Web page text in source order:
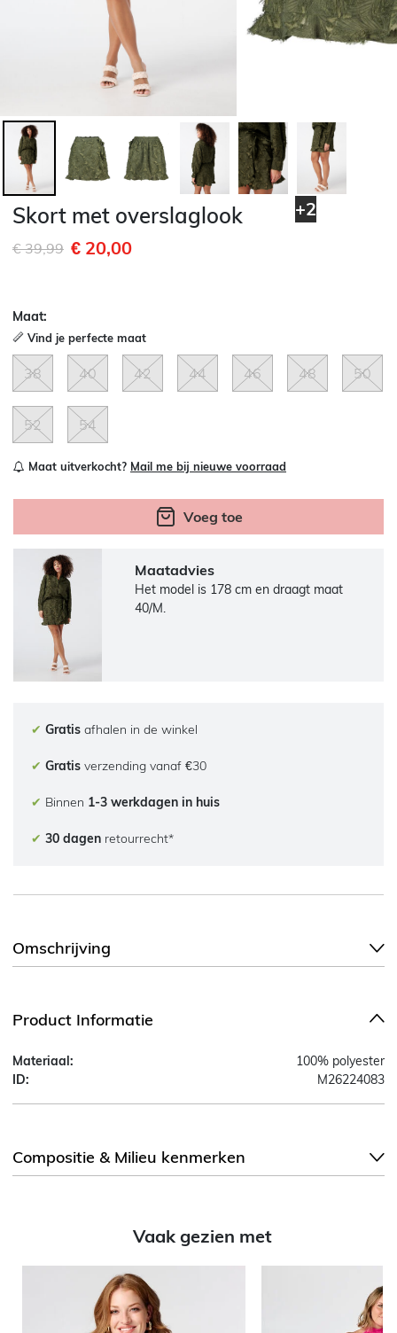
+2
Skort met overslaglook
Afgeprijsd van
€ 39,99naar
€ 20,00
Maat:
Vind je perfecte maat
38 40 42 44 46 48 50
52 54
Maat uitverkocht? Mail me bij nieuwe voorraad
Voeg toe
Maatadvies
Het model is 178 cm en draagt maat
40/M.
✔ Gratis afhalen in de winkel
✔ Gratis verzending vanaf €30
✔ Binnen 1-3 werkdagen in huis
✔ 30 dagen retourrecht*
Omschrijving
Product Informatie
Materiaal:
100% polyester
ID:
M26224083
Compositie & Milieu kenmerken
Vaak gezien met